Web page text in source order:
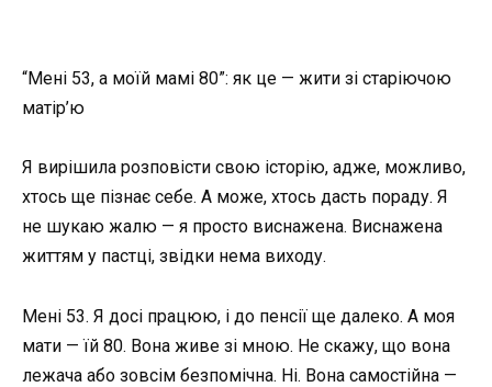
“Мені 53, а моїй мамі 80”: як це — жити зі старіючою
матір’ю
Я вирішила розповісти свою історію, адже, можливо,
хтось ще пізнає себе. А може, хтось дасть пораду. Я
не шукаю жалю — я просто виснажена. Виснажена
життям у пастці, звідки нема виходу.
Мені 53. Я досі працюю, і до пенсії ще далеко. А моя
мати — їй 80. Вона живе зі мною. Не скажу, що вона
лежача або зовсім безпомічна. Ні. Вона самостійна —